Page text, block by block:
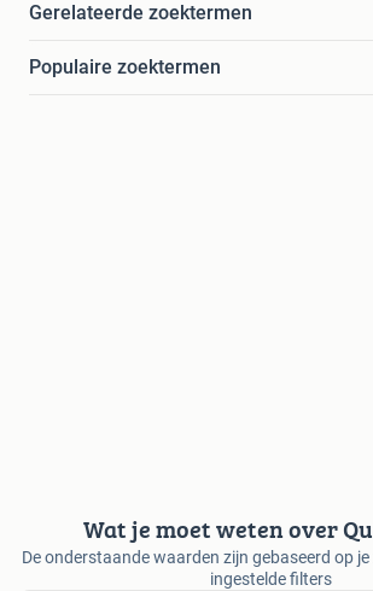
Gerelateerde zoektermen
Populaire zoektermen
Wat je moet weten over
De onderstaande waarden zijn gebaseerd op
ingestelde filters